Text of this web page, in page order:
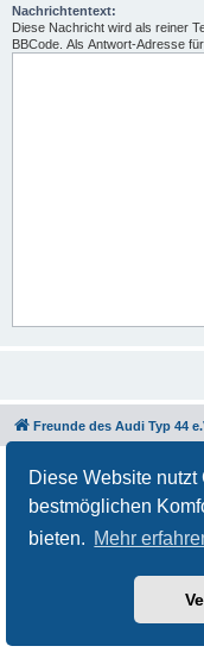
Diese Website
bestmöglichen
bieten. Mehr
Nachrichtentext:
Diese Nachricht wird als reiner
BBCode. Als Antwort-Adresse
Freunde des Audi Typ 44
Powered by